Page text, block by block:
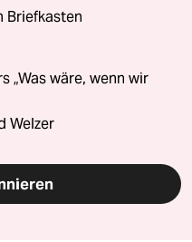
Briefkasten
„Was wäre, wenn wir
Welzer